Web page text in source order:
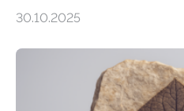
erfüllen können, müssen
der Ruhr-Universität
und Dr. Ismaila Francis
unbekannten
30.10.2025